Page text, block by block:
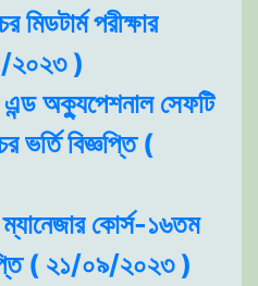
পরীক্ষার
২০২৩ )
এন্ড অক্যুপেশনাল সেফটি
ভর্তি বিজ্ঞপ্তি (
কোর্স-১৬তম
( ২১/০৯/২০২৩ )